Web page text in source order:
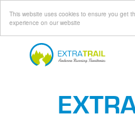
This website uses cookies to ensure you get
experience on our website